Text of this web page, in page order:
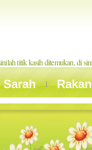
titik kasih ditemukan, di
Sarah